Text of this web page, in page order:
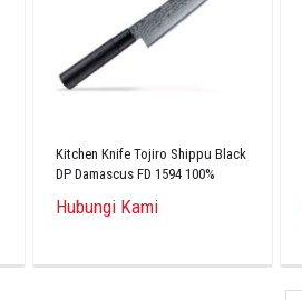
Kitchen Knife Tojiro Shippu Black
DP Damascus FD 1594 100%
Hubungi Kami